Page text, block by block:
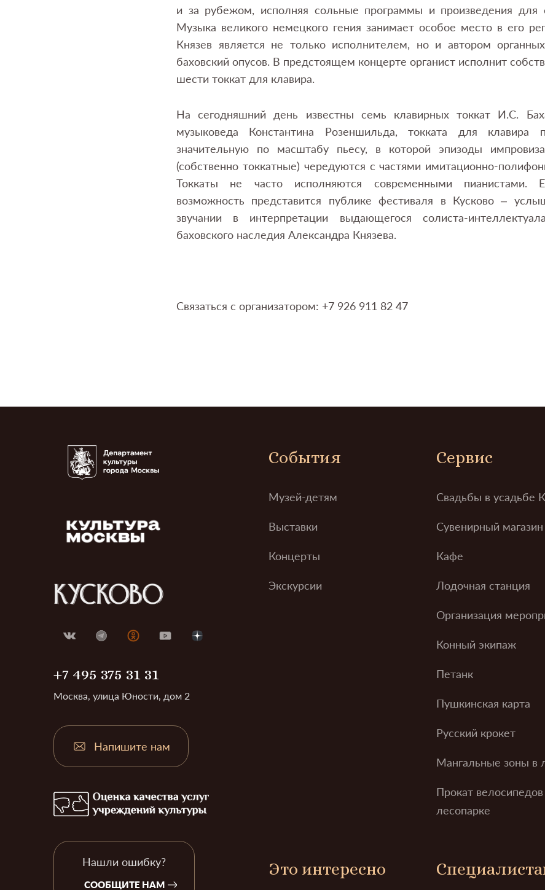
и за рубежом, исполняя сольные программы и произведения для
Музыка великого немецкого гения занимает особое место в его
Князев является не только исполнителем, но и автором
баховский опусов. В предстоящем концерте органист исполнит
шести токкат для клавира.
На сегодняшний день известны семь клавирных токкат И.С.
музыковеда Константина Розеншильда, токката для клавира
значительную по масштабу пьесу, в которой эпизоды
(собственно токкатные) чередуются с частями имитационно-
Токкаты не часто исполняются современными пианистами.
возможность представится публике фестиваля в Кусково –
звучании в интерпретации выдающегося солиста-
баховского наследия Александра Князева.
Связаться с организатором: +7 926 911 82 47
+7 495 375 31 31
Москва, улица Юности, дом 2
Напишите нам
Нашли ошибку?
СООБЩИТЕ НАМ
События
Музей-детям
Выставки
Концерты
Экскурсии
Сервис
Свадьбы в усадьбе
Сувенирный магазин
Кафе
Лодочная станция
Организация
Конный экипаж
Петанк
Пушкинская карта
Русский крокет
Мангальные зоны в
Прокат велосипедов
лесопарке
Это интересно